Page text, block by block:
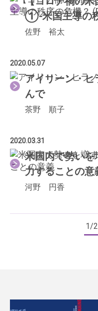
①-米国主導の
佐野 裕太
2020.05.07
アイリーン・
んで
茶野 順子
2020.03.31
米国内で勢い
力することの意
河野 円香
1/2